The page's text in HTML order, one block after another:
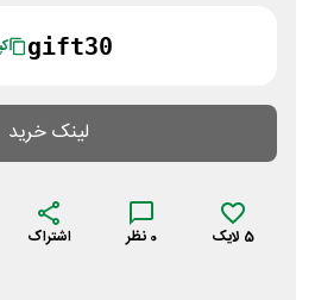
gift30
لینک خرید
5 لایک 0 نظر اشتراک